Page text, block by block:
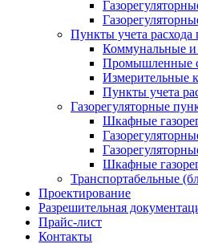
Пункты учета расхода
Коммунальные и
Промышленные
Измерительные
Пункты учета
Газорегуляторные
Шкафные
Шкафные
Транспортабельные
Проектирование
Разрешительная
Прайс-лист
Контакты